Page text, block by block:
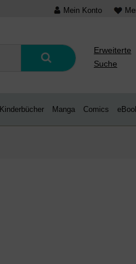
Mein Konto
Erweiterte
Suche
Kinderbücher Manga Comics